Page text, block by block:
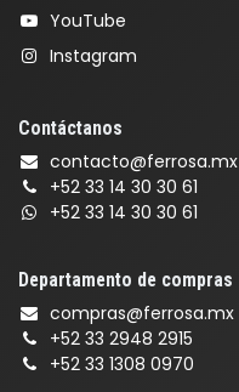
YouTube
Instagram
Contáctanos
contacto@ferrosa.mx
+52 33 14 30 30 61
+52 33 14 30 30 61
Departamento de compras
compras@ferrosa.mx
+52 33 2948 2915
+52 33 1308 0970